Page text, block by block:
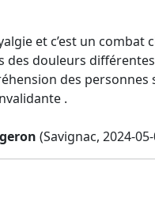
et c’est un combat
des douleurs
des personnes
.
(Savignac, 2024-